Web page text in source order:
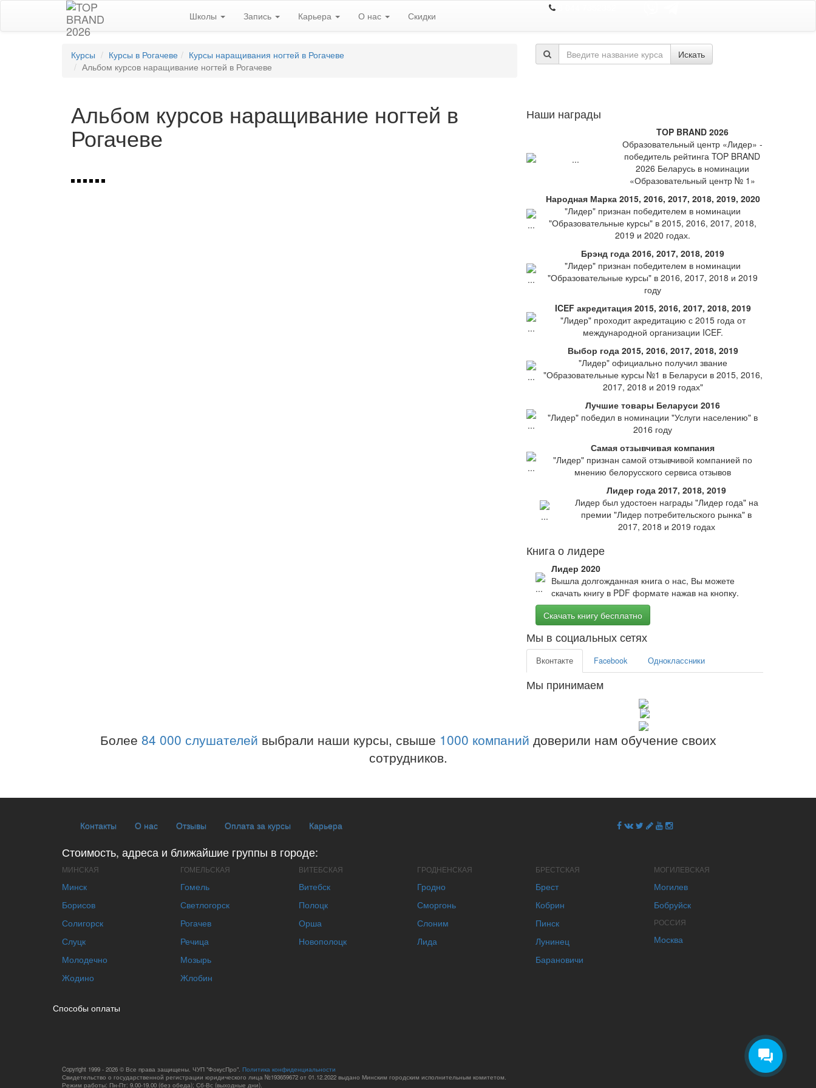
Школы Запись Карьера О нас Скидки
Курсы Курсы в Рогачеве
Курсы наращивания ногтей в Рогачеве
Альбом курсов наращивание ногтей в Рогачеве
Искать
Альбом курсов наращивание ногтей в
Рогачеве
Наши награды
TOP BRAND 2026
Образовательный центр «Лидер» -
победитель рейтинга TOP BRAND
2026 Беларусь в номинации
«Образовательный центр № 1»
Народная Марка 2015, 2016, 2017, 2018, 2019, 2020
"Лидер" признан победителем в номинации
"Образовательные курсы" в 2015, 2016, 2017, 2018,
2019 и 2020 годах.
Брэнд года 2016, 2017, 2018, 2019
"Лидер" признан победителем в номинации
"Образовательные курсы" в 2016, 2017, 2018 и 2019
году
ICEF акредитация 2015, 2016, 2017, 2018, 2019
"Лидер" проходит акредитацию с 2015 года от
международной организации ICEF.
Выбор года 2015, 2016, 2017, 2018, 2019
"Лидер" официально получил звание
"Образовательные курсы №1 в Беларуси в 2015, 2016,
2017, 2018 и 2019 годах"
Лучшие товары Беларуси 2016
"Лидер" победил в номинации "Услуги населению" в
2016 году
Самая отзывчивая компания
"Лидер" признан самой отзывчивой компанией по
мнению белорусского сервиса отзывов
Лидер года 2017, 2018, 2019
Лидер был удостоен награды "Лидер года" на
премии "Лидер потребительского рынка" в
2017, 2018 и 2019 годах
Книга о лидере
Лидер 2020
Вышла долгожданная книга о нас, Вы можете
скачать книгу в PDF формате нажав на кнопку.
Скачать книгу бесплатно
Мы в социальных сетях
Вконтакте Facebook Одноклассники
Мы принимаем
Более 84 000 слушателей выбрали наши курсы, свыше 1000 компаний доверили нам обучение своих
сотрудников.
Контакты О нас Отзывы Оплата за курсы Карьера
Стоимость, адреса и ближайшие группы в городе:
МИНСКАЯ
Минск
Борисов
Солигорск
Слуцк
Молодечно
Жодино
ГОМЕЛЬСКАЯ
Гомель
Светлогорск
Рогачев
Речица
Мозырь
Жлобин
ВИТЕБСКАЯ
Витебск
Полоцк
Орша
Новополоцк
ГРОДНЕНСКАЯ
Гродно
Сморгонь
Слоним
Лида
БРЕСТСКАЯ
Брест
Кобрин
Пинск
Лунинец
Барановичи
МОГИЛЕВСКАЯ
Могилев
Бобруйск
РОССИЯ
Москва
Способы оплаты
Copyright 1999 - 2026 © Все права защищены. ЧУП "ФокусПро". Политика конфиденциальности
Свидетельство о государственной регистрации юридического лица №193659672 от 01.12.2022 выдано Минским городским исполнительным комитетом.
Режим работы: Пн-Пт: 9.00-19.00 (без обеда); Сб-Вс (выходные дни).